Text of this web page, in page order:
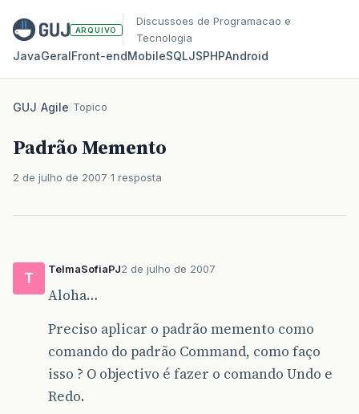
ARQUIVO
Discussoes de Programacao e
Tecnologia
JavaGeralFront‑endMobileSQLJSPHPAndroid
GUJ/Agile/Topico
Padrão Memento
2 de julho de 2007 1 resposta
T
TelmaSofiaPJ2 de julho de 2007
Aloha…
Preciso aplicar o padrão memento como
comando do padrão Command, como faço
isso ? O objectivo é fazer o comando Undo e
Redo.